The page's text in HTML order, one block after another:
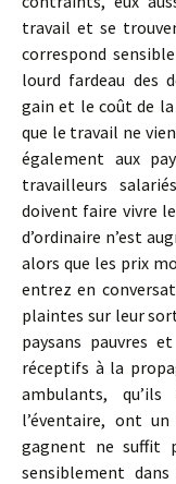
travail et se
correspond
lourd fardeau des
gain et le coût de
que le travail ne
également aux
travailleurs
doivent faire vivre
d’ordinaire n’est
alors que les prix
entrez en
plaintes sur leur
paysans pauvres
réceptifs à la
ambulants,
l’éventaire, ont
gagnent ne suffit
sensiblement